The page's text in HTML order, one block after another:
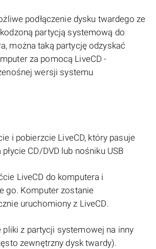
podłączenie dysku twardego ze
partycją systemową do
można taką partycję odzyskać
za pomocą LiveCD -
wersji systemu
i pobierzcie LiveCD, który pasuje
CD/DVD lub nośniku USB
LiveCD do komputera i
go. Komputer zostanie
uruchomiony z LiveCD.
pliki z partycji systemowej na inny
zewnętrzny dysk twardy).